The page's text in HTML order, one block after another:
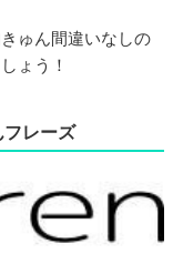
ゅん間違いなしの
ょう！
フレーズ